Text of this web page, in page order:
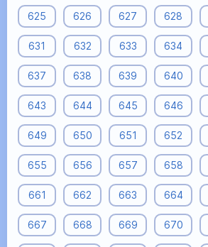
625 626 627 628
631 632 633 634
637 638 639 640
643 644 645 646
649 650 651 652
655 656 657 658
661 662 663 664
667 668 669 670